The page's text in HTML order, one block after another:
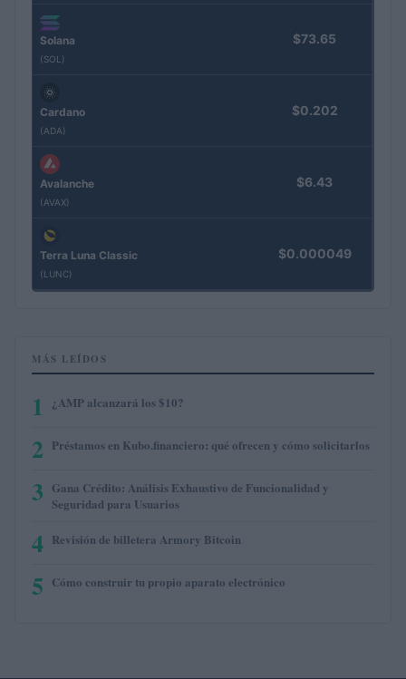
Solana
(SOL)
$73.65
Cardano
(ADA)
$0.202
Avalanche
(AVAX)
$6.43
Terra Luna Classic
(LUNC)
$0.000049
MÁS LEÍDOS
1 ¿AMP alcanzará los $10?
2 Préstamos en Kubo.financiero: qué ofrecen y cómo solicitarlos
3 Gana Crédito: Análisis Exhaustivo de Funcionalidad y
Seguridad para Usuarios
4 Revisión de billetera Armory Bitcoin
5 Cómo construir tu propio aparato electrónico